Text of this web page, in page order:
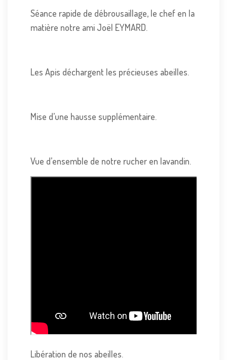
Séance rapide de débrousaillage, le chef en la
matière notre ami Joël EYMARD.
Les Apis déchargent les précieuses abeilles.
Mise d’une hausse supplémentaire.
Vue d’ensemble de notre rucher en lavandin.
Libération de nos abeilles.